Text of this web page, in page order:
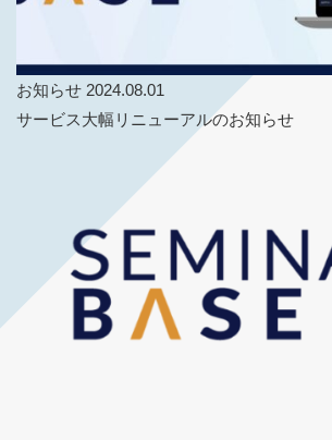
お知らせ 2024.08.01
サービス大幅リニューアルのお知らせ